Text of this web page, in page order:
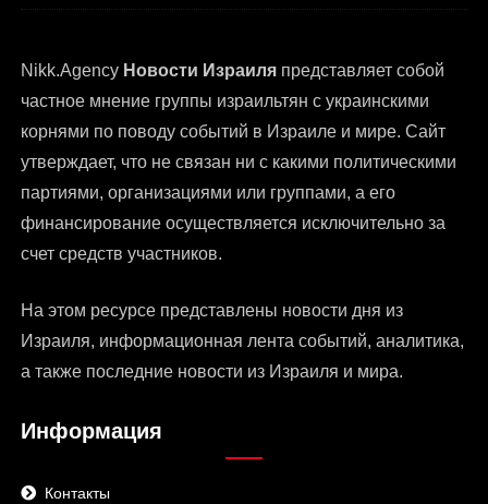
Nikk.Agency Новости Израиля представляет собой
частное мнение группы израильтян с украинскими
корнями по поводу событий в Израиле и мире. Сайт
утверждает, что не связан ни с какими политическими
партиями, организациями или группами, а его
финансирование осуществляется исключительно за
счет средств участников.
На этом ресурсе представлены новости дня из
Израиля, информационная лента событий, аналитика,
а также последние новости из Израиля и мира.
Информация
Контакты